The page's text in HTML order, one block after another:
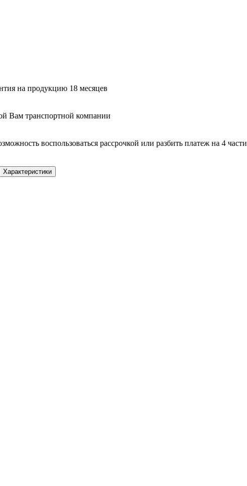
на продукцию 18 месяцев
Вам транспортной компании
воспользоваться рассрочкой или разбить платеж на 4 части
Характеристики